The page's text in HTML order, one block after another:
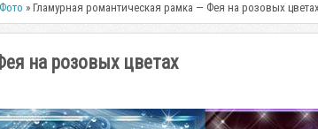
» Гламурная романтическая рамка — Фея на розовых цветах
на розовых цветах